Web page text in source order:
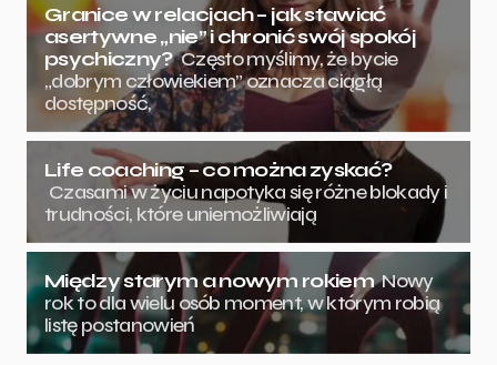
Granice w relacjach – jak stawiać
asertywne „nie” i chronić swój spokój
psychiczny? Często myślimy, że bycie
„dobrym człowiekiem” oznacza ciągłą
dostępność,
Life coaching – co można zyskać?
Czasami w życiu napotyka się różne blokady i
trudności, które uniemożliwiają
Między starym a nowym rokiem Nowy
rok to dla wielu osób moment, w którym robią
listę postanowień